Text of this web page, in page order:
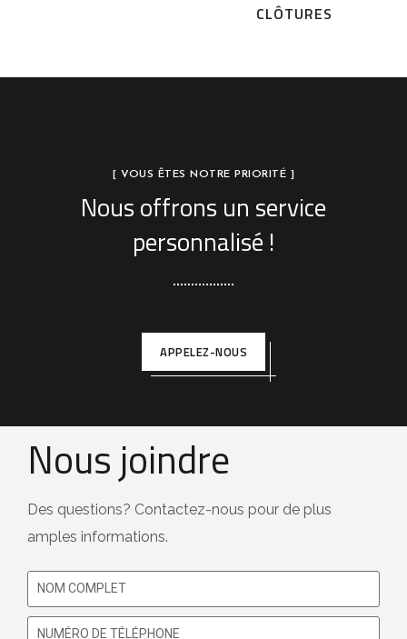
CLÔTURES
[ VOUS ÊTES NOTRE PRIORITÉ ]
Nous offrons un service
personnalisé !
APPELEZ-NOUS
Nous joindre
Des questions? Contactez-nous pour de plus
amples informations.